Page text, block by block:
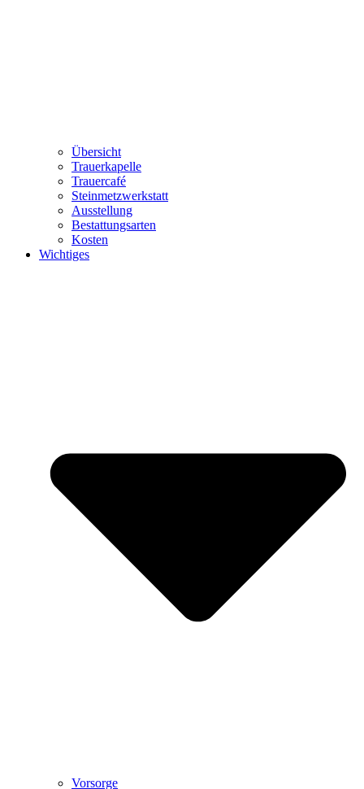
Übersicht
Trauerkapelle
Trauercafé
Steinmetzwerkstatt
Ausstellung
Bestattungsarten
Kosten
Wichtiges
Vorsorge